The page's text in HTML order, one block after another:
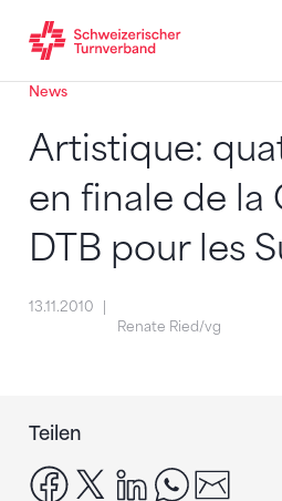
Zum Inhalt springen
Zur Sitemap navigieren
Zum Navigieren dieser Seite
News
Artistique:
en finale de la
DTB pour les
13.11.2010
Renate Ried/vg
Teilen
facebook
x linkedinwhatsapp